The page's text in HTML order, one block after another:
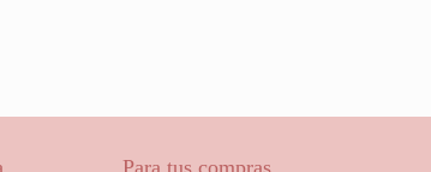
Para tus compras